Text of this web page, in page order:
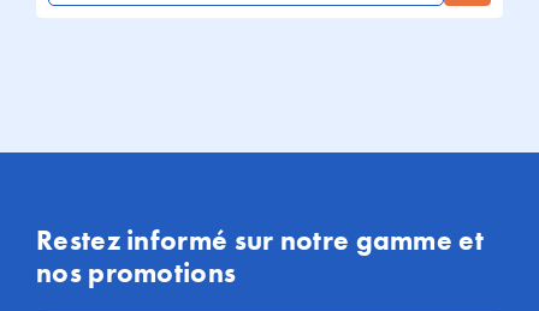
Restez informé sur notre gamme et
nos promotions